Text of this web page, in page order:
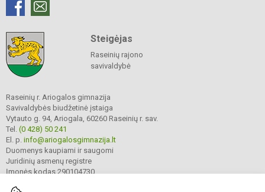
Steigėjas
Raseinių rajono
savivaldybė
Raseinių r. Ariogalos gimnazija
Savivaldybės biudžetinė įstaiga
Vytauto g. 94, Ariogala, 60260 Raseinių r. sav.
Tel. (0 428) 50 241
El. p. info@ariogalosgimnazija.lt
Duomenys kaupiami ir saugomi
Juridinių asmenų registre
Įmonės kodas 290104730